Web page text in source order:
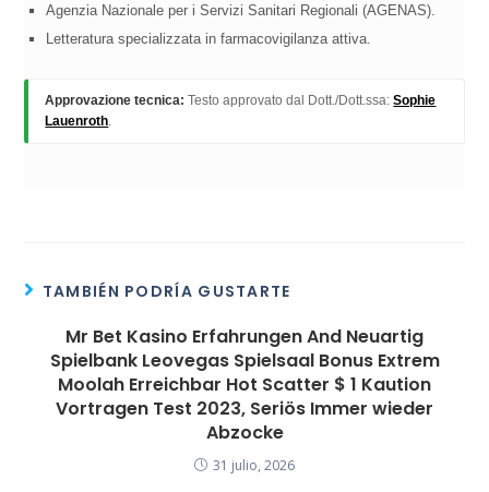
Agenzia Nazionale per i Servizi Sanitari Regionali (AGENAS).
Letteratura specializzata in farmacovigilanza attiva.
Approvazione tecnica:Testo approvato dal Dott./Dott.ssa:Sophie
Lauenroth
TAMBIÉN PODRÍA GUSTARTE
Mr Bet Kasino Erfahrungen And Neuartig
Spielbank Leovegas Spielsaal Bonus Extrem
Moolah Erreichbar Hot Scatter $ 1 Kaution
Vortragen Test 2023, Seriös Immer wieder
Abzocke
31 julio, 2026